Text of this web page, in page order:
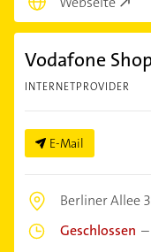
Vodafone
INTERNETPROVIDER
E-Mail
Berliner Allee
Geschlossen –